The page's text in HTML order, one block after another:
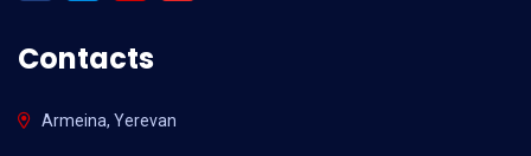
Contacts
Armeina, Yerevan